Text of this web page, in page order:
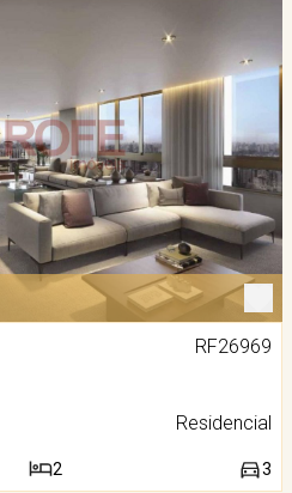
RF26969
Residencial
2 3